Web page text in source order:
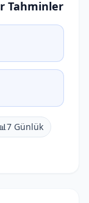
Tahminler
7 Günlük